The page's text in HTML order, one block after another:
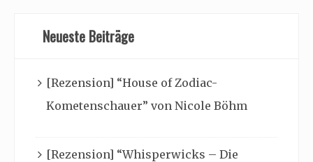
Neueste Beiträge
[Rezension] “House of Zodiac-
Kometenschauer” von Nicole Böhm
[Rezension] “Whisperwicks – Die